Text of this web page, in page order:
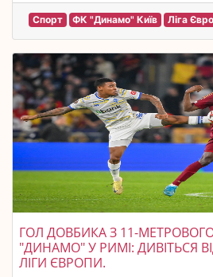
Спорт ФК "Динамо" Київ Ліга
ГОЛ ДОВБИКА З 11-
"ДИНАМО" У РИМІ: ДИВІТЬСЯ
ЛІГИ ЄВРОПИ.